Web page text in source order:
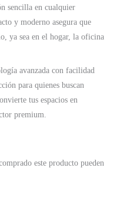
sencilla en cualquier
y moderno asegura que
ya sea en el hogar, la oficina
avanzada con facilidad
para quienes buscan
tus espacios en
premium.
este producto pueden